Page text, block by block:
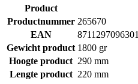
Product
Productnummer 265670
EAN
8711297096301
Gewicht product 1800 gr
Hoogte product 290 mm
Lengte product 220 mm